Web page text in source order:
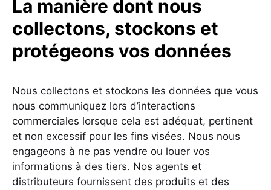
La manière dont nous
collectons, stockons et
protégeons vos données
Nous collectons et stockons les données que vous
nous communiquez lors d’interactions
commerciales lorsque cela est adéquat, pertinent
et non excessif pour les fins visées. Nous nous
engageons à ne pas vendre ou louer vos
informations à des tiers. Nos agents et
distributeurs fournissent des produits et des